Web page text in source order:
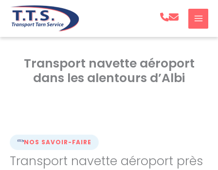
Aller
Transport navette aéroport
dans les alentours d’Albi
NOS SAVOIR-FAIRE
Transport navette aéroport près